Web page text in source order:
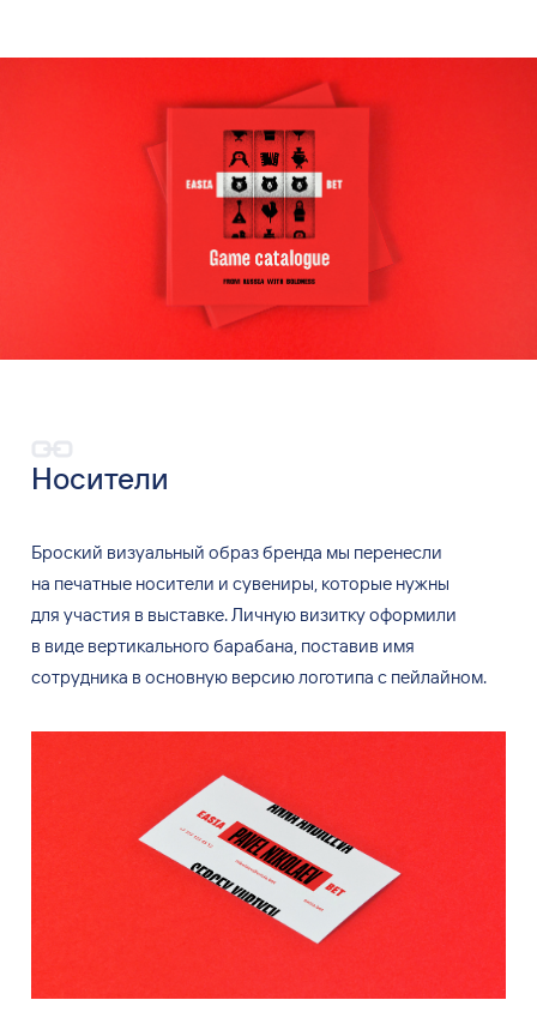
Носители
Броский визуальный образ бренда мы перенесли
на печатные носители и сувениры, которые нужны
для участия в выставке. Личную визитку оформили
в виде вертикального барабана, поставив имя
сотрудника в основную версию логотипа с пейлайном.